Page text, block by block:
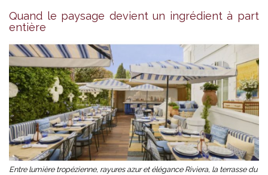
Quand le paysage devient un ingrédient à part
entière
Entre lumière tropézienne, rayures azur et élégance Riviera, la terrasse du